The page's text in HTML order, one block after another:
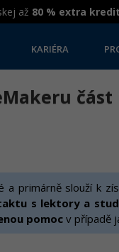
až 80 % extra
KARIÉRA
část
primárně slouží k
s lektory a
pomoc v případě